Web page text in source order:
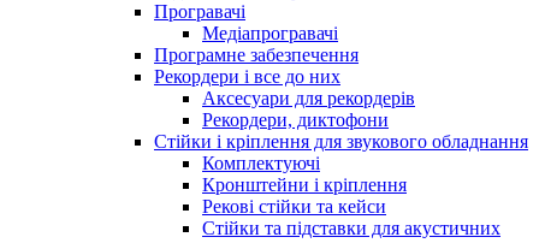
Програвачі
Медіапрогравачі
Програмне забезпечення
Рекордери і все до них
Аксесуари для рекордерів
Рекордери, диктофони
Стійки і кріплення для звукового обладнання
Комплектуючі
Кронштейни і кріплення
Рекові стійки та кейси
Стійки та підставки для акустичних